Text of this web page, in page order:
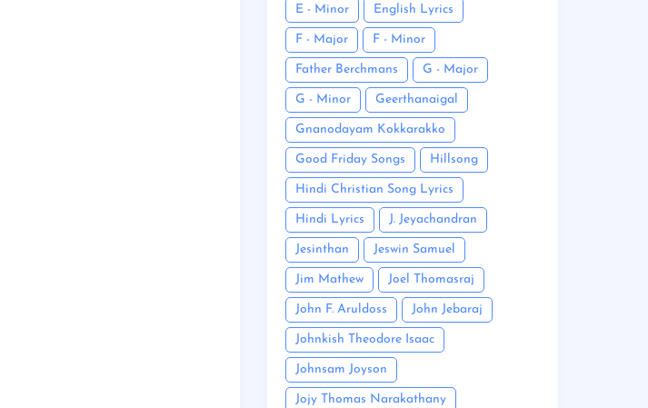
E - Minor English Lyrics
F - Major F - Minor
Father Berchmans G - Major
G - Minor Geerthanaigal
Gnanodayam Kokkarakko
Good Friday Songs Hillsong
Hindi Christian Song Lyrics
Hindi Lyrics J. Jeyachandran
Jesinthan Jeswin Samuel
Jim Mathew Joel Thomasraj
John F. Aruldoss John Jebaraj
Johnkish Theodore Isaac
Johnsam Joyson
Jojy Thomas Narakathany